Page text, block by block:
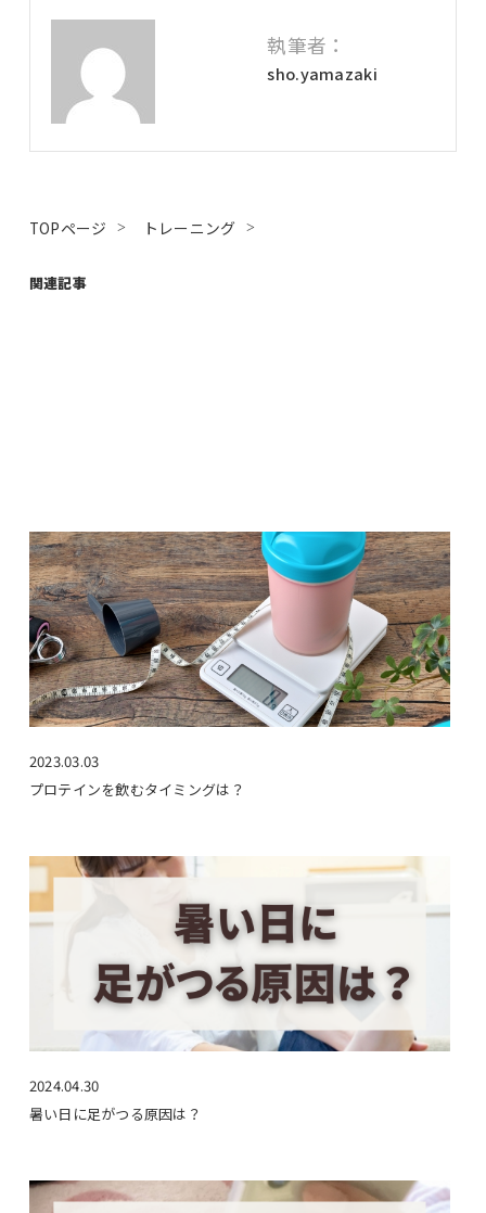
執筆者：
sho.yamazaki
TOPページ トレーニング
関連記事
2023.03.03
プロテインを飲むタイミングは？
2024.04.30
暑い日に足がつる原因は？